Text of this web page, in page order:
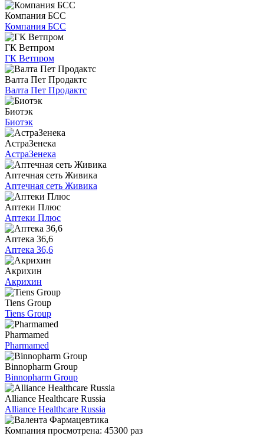
Компания БСС
Компания БСС
ГК Ветпром
ГК Ветпром
Валта Пет Продактс
Валта Пет Продактс
Биотэк
Биотэк
АстраЗенека
АстраЗенека
Аптечная сеть Живика
Аптечная сеть Живика
Аптеки Плюс
Аптеки Плюс
Аптека 36,6
Аптека 36,6
Акрихин
Акрихин
Tiens Group
Tiens Group
Pharmamed
Pharmamed
Binnopharm Group
Binnopharm Group
Alliance Healthcare Russia
Alliance Healthcare Russia
Компания просмотрена: 45300 раз